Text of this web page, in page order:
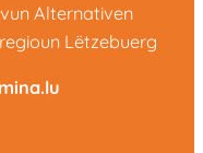
Alternativen
Lëtzebuerg